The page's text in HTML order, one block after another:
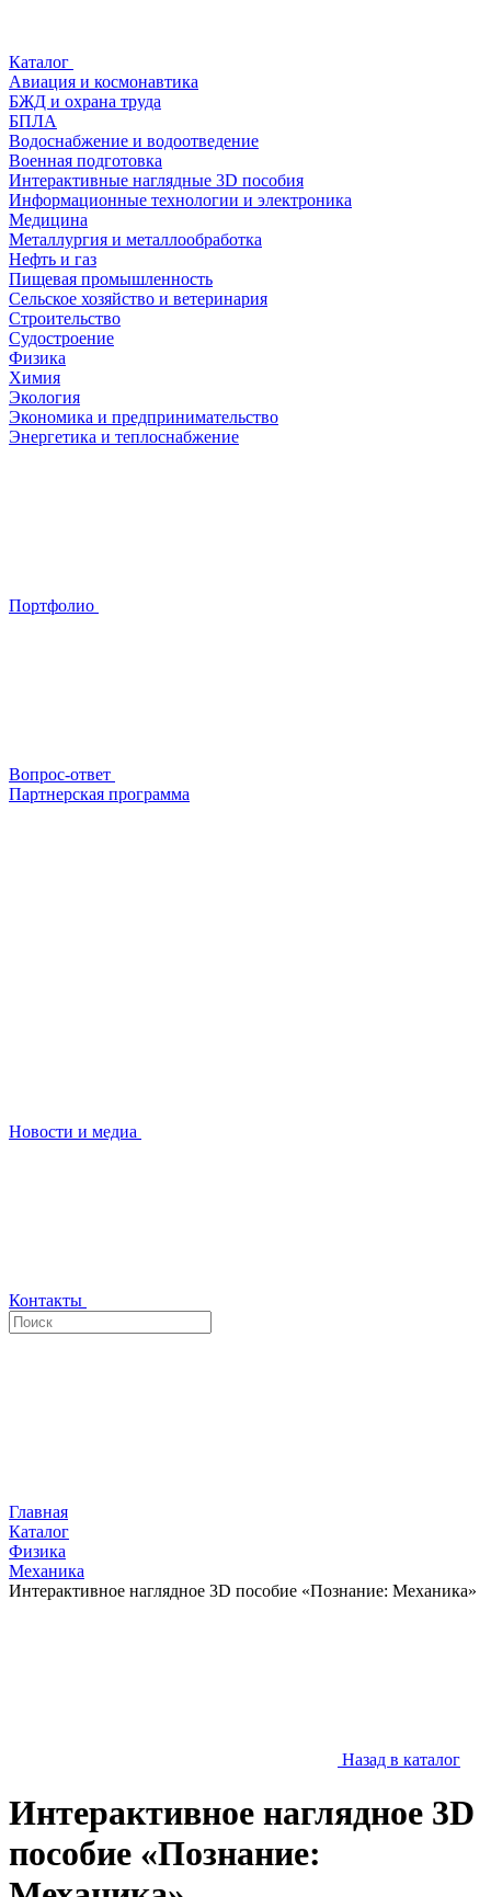
Каталог
Авиация и космонавтика
БЖД и охрана труда
БПЛА
Водоснабжение и водоотведение
Военная подготовка
Интерактивные наглядные 3D пособия
Информационные технологии и электроника
Медицина
Металлургия и металлообработка
Нефть и газ
Пищевая промышленность
Сельское хозяйство и ветеринария
Строительство
Судостроение
Физика
Химия
Экология
Экономика и предпринимательство
Энергетика и теплоснабжение
Портфолио
Вопрос-ответ
Партнерская программа
Новости и медиа
Контакты
Главная
Каталог
Физика
Механика
Интерактивное наглядное 3D пособие «Познание: Механика»
Назад в каталог
Интерактивное наглядное 3D
пособие «Познание: